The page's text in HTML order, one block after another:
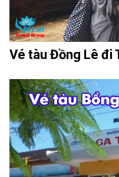
Vé tàu Đồng Lê đi